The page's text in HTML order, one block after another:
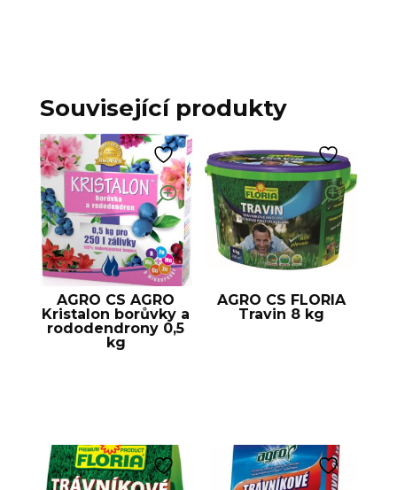
Související produkty
AGRO CS AGRO
Kristalon borůvky a
rododendrony 0,5
kg
AGRO CS FLORIA
Travin 8 kg